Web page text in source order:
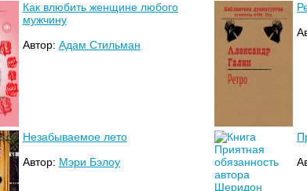
Как влюбить женщине любого
мужчину
Автор: Адам Стильман
Незабываемое лето
Автор: Мэри Бэлоу